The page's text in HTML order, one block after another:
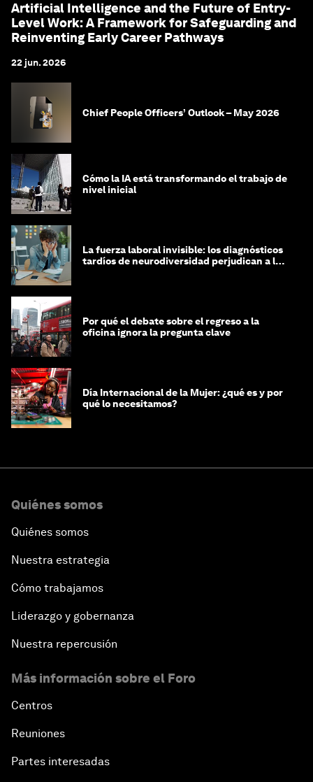
Artificial Intelligence and the Future of Entry-
Level Work: A Framework for Safeguarding and
Reinventing Early Career Pathways
22 jun. 2026
Chief People Officers’ Outlook – May 2026
Cómo la IA está transformando el trabajo de
nivel inicial
La fuerza laboral invisible: los diagnósticos
tardíos de neurodiversidad perjudican a las
Por qué el debate sobre el regreso a la
oficina ignora la pregunta clave
Día Internacional de la Mujer: ¿qué es y por
qué lo necesitamos?
Quiénes somos
Quiénes somos
Nuestra estrategia
Cómo trabajamos
Liderazgo y gobernanza
Nuestra repercusión
Más información sobre el Foro
Centros
Reuniones
Partes interesadas